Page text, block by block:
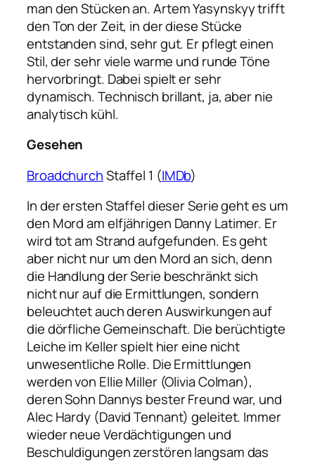
man den Stücken an. Artem Yasynskyy trifft
den Ton der Zeit, in der diese Stücke
entstanden sind, sehr gut. Er pflegt einen
Stil, der sehr viele warme und runde Töne
hervorbringt. Dabei spielt er sehr
dynamisch. Technisch brillant, ja, aber nie
analytisch kühl.
Gesehen
BroadchurchStaffel 1 (IMDb)
In der ersten Staffel dieser Serie geht es um
den Mord am elfjährigen Danny Latimer. Er
wird tot am Strand aufgefunden. Es geht
aber nicht nur um den Mord an sich, denn
die Handlung der Serie beschränkt sich
nicht nur auf die Ermittlungen, sondern
beleuchtet auch deren Auswirkungen auf
die dörfliche Gemeinschaft. Die berüchtigte
Leiche im Keller spielt hier eine nicht
unwesentliche Rolle. Die Ermittlungen
werden von Ellie Miller (Olivia Colman),
deren Sohn Dannys bester Freund war, und
Alec Hardy (David Tennant) geleitet. Immer
wieder neue Verdächtigungen und
Beschuldigungen zerstören langsam das